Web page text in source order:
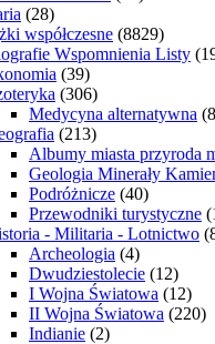
(28)
współczesne (8829)
Wspomnienia Listy
(39)
(306)
Medycyna alternatywna
(213)
Albumy miasta przyroda
Geologia Minerały
Podróżnicze (40)
Przewodniki turystyczne
- Militaria - Lotnictwo
Archeologia (4)
Dwudziestolecie (12)
I Wojna Światowa (12)
II Wojna Światowa (220)
Indianie (2)